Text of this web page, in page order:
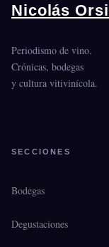
Nicolás
Periodismo de vino.
Crónicas, bodegas
y cultura vitivinícola.
SECCIONES
Bodegas
Degustaciones